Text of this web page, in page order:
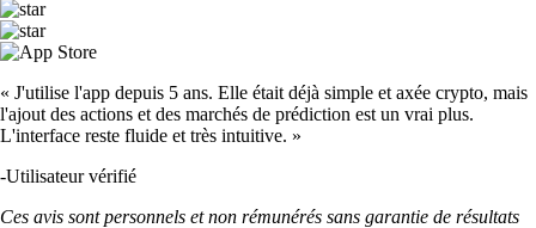
« J'utilise l'app depuis 5 ans. Elle était déjà simple et axée crypto, mais
l'ajout des actions et des marchés de prédiction est un vrai plus.
L'interface reste fluide et très intuitive. »
-Utilisateur vérifié
Ces avis sont personnels et non rémunérés sans garantie de résultats